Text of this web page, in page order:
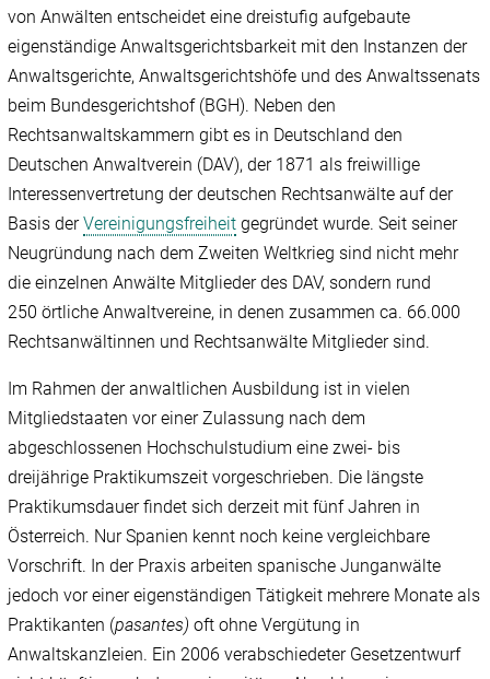
von Anwälten entscheidet eine dreistufig aufgebaute
eigenständige Anwaltsgerichtsbarkeit mit den Instanzen der
Anwaltsgerichte, Anwaltsgerichtshöfe und des Anwaltssenats
beim Bundesgerichtshof (BGH). Neben den
Rechtsanwaltskammern gibt es in Deutschland den
Deutschen Anwaltverein (DAV), der 1871 als freiwillige
Interessenvertretung der deutschen Rechtsanwälte auf der
Basis derVereinigungsfreiheit gegründet wurde. Seit seiner
Neugründung nach dem Zweiten Weltkrieg sind nicht mehr
die einzelnen Anwälte Mitglieder des DAV, sondern rund
250 örtliche Anwaltvereine, in denen zusammen ca. 66.000
Rechtsanwältinnen und Rechtsanwälte Mitglieder sind.
Im Rahmen der anwaltlichen Ausbildung ist in vielen
Mitgliedstaaten vor einer Zulassung nach dem
abgeschlossenen Hochschulstudium eine zwei- bis
dreijährige Praktikumszeit vorgeschrieben. Die längste
Praktikumsdauer findet sich derzeit mit fünf Jahren in
Österreich. Nur Spanien kennt noch keine vergleichbare
Vorschrift. In der Praxis arbeiten spanische Junganwälte
jedoch vor einer eigenständigen Tätigkeit mehrere Monate als
Praktikanten (pasantes)oft ohne Vergütung in
Anwaltskanzleien. Ein 2006 verabschiedeter Gesetzentwurf